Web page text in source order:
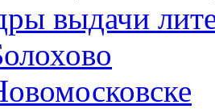
выдачи